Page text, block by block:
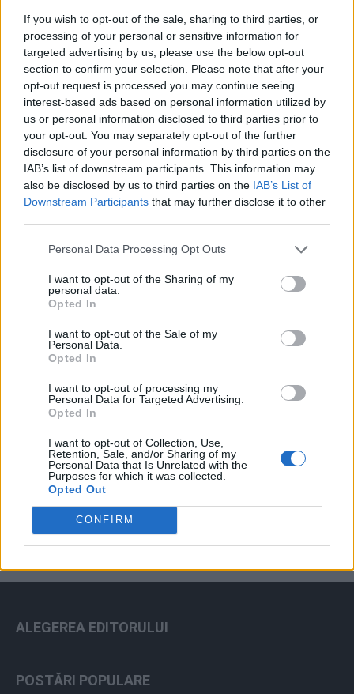
If you wish to opt-out of the sale, sharing to third parties, or
processing of your personal or sensitive information for
targeted advertising by us, please use the below opt-out
section to confirm your selection. Please note that after your
opt-out request is processed you may continue seeing
interest-based ads based on personal information utilized by
us or personal information disclosed to third parties prior to
your opt-out. You may separately opt-out of the further
disclosure of your personal information by third parties on the
IAB’s list of downstream participants. This information may
also be disclosed by us to third parties on the IAB’s List of
Downstream Participants that may further disclose it to other
Personal Data Processing Opt Outs
I want to opt-out of the Sharing of my
personal data.
Opted In
I want to opt-out of the Sale of my
Personal Data.
Opted In
I want to opt-out of processing my
Personal Data for Targeted Advertising.
Opted In
I want to opt-out of Collection, Use,
Retention, Sale, and/or Sharing of my
Personal Data that Is Unrelated with the
Purposes for which it was collected.
Opted Out
CONFIRM
Acțiunea Conservatoare (Târziu)
PDF (Lazarus)
PUSL (D. Voiculescu)
PNȚCD (Pavelescu)
PNCR (Terheș)
Partidul Patrioților (Surugiu)
FAR (Coarnă)
România pe Primul Loc (Ponta)
Arată rezultatele
Arhiva sondajelor
ad
ALEGEREA EDITORULUI
POSTĂRI POPULARE